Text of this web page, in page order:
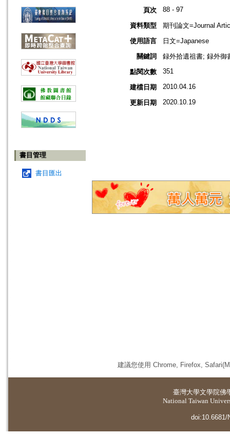
書目管理
書目匯出
頁次 88 - 97
資料類型
期刊論文=Journal
使用語言
日文=Japanese
關鍵詞
録外拾遺祖書; 録外
點閱次數
351
建檔日期 2010.04.16
更新日期 2020.10.19
建議您使用 Chrome, Firefox,
臺灣大學文學院佛
National Taiwan
doi:10.6681/